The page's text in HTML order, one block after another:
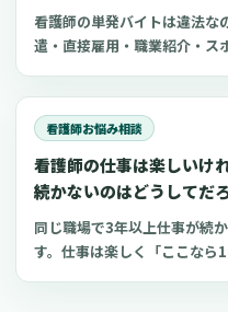
看護師の単発バイトは違法な
遣・直接雇用・職業紹介・ス
点も整理します。
看護師お悩み相談
看護師の仕事は楽しいけ
続かないのはどうしてだ
同じ職場で3年以上仕事が続
す。仕事は楽しく「ここなら